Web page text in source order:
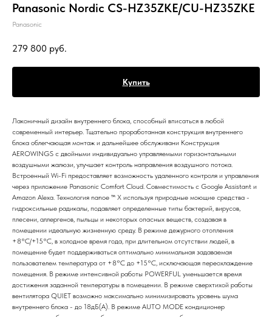
Panasonic Nordic CS-HZ35ZKE/CU-HZ35ZKE
Panasonic
279 800 руб.
Купить
Лаконичный дизайн внутреннего блока, способный вписаться в любой
современный интерьер. Тщательно проработанная конструкция внутреннего
блока облегчающая монтаж и дальнейшее обслуживани Конструкция
AEROWINGS с двойными индивидуально управляемыми горизонтальными
воздушными жалюзи, улучшает контроль направления воздушного потока.
Встроенный Wi-Fi предоставляет возможность удаленного контроля и управления
через приложение Panasonic Comfort Cloud. Совместимость с Google Assistant и
Amazon Alexa. Технология nanoe ™ X используя природные моющие средства -
гидроксильные радикалы, подавляет определенные типы бактерий, вирусов,
плесени, аллергенов, пыльцы и некоторых опасных веществ, создавая в
помещении идеальную жизненную среду. В режиме дежурного отопления
+8°С/+15°C, в холодное время года, при длительном отсутствии людей, в
помещение будет поддерживаться оптимально минимальная задаваемая
пользователем температура от +8°С до +15°C, исключающая переохлаждение
помещения. В режиме интенсивной работы POWERFUL уменьшается время
достижения заданной температуры в помещении. В режиме сверхтихой работы
вентилятора QUIET возможно максимально минимизировать уровень шума
внутреннего блока - до 18дБ(А). В режиме AUTO MODE кондиционер